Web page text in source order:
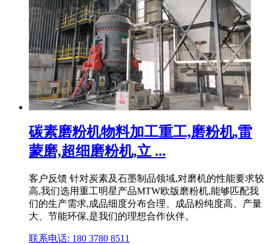
碳素磨粉机物料加工重工,磨粉机,雷
蒙磨,超细磨粉机,立 ...
客户反馈 针对炭素及石墨制品领域,对磨机的性能要求较
高,我们选用重工明星产品MTW欧版磨粉机,能够匹配我
们的生产需求,成品细度分布合理、成品粉纯度高、产量
大、节能环保,是我们的理想合作伙伴。
联系电话: 180 3780 8511